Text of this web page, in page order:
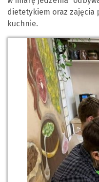
dietetykiem oraz zajęcia
kuchnie.